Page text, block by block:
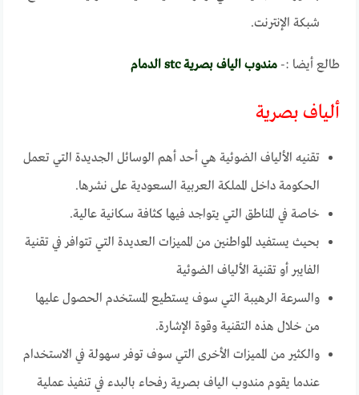
شبكة الإنترنت.
طالع أيضا :-مندوب الياف بصرية stc الدمام
ألياف بصرية
تقنيه الألياف الضوئية هي أحد أهم الوسائل الجديدة التي تعمل
الحكومة داخل المملكة العربية السعودية على نشرها.
خاصة في المناطق التي يتواجد فيها كثافة سكانية عالية.
بحيث يستفيد المواطنين من المميزات العديدة التي تتوافر في تقنية
الفايبر أو تقنية الألياف الضوئية
والسرعة الرهيبة التي سوف يستطيع المستخدم الحصول عليها
من خلال هذه التقنية وقوة الإشارة.
والكثير من المميزات الأخرى التي سوف توفر سهولة في الاستخدام
عندما يقوم مندوب الياف بصرية رفحاء بالبدء في تنفيذ عملية